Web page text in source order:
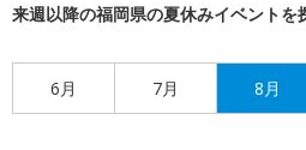
来週以降の福岡県の夏休みイベントを
6月 7月 8月